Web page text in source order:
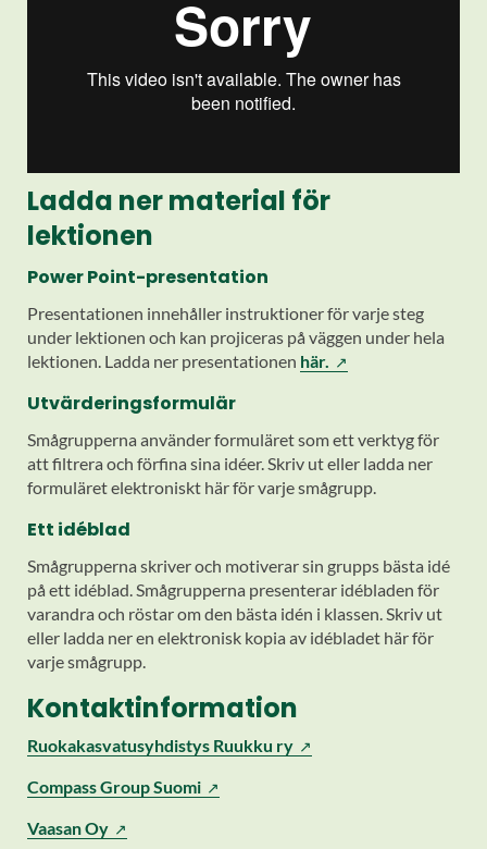
Ladda ner material för
lektionen
Power Point-presentation
Presentationen innehåller instruktioner för varje steg
under lektionen och kan projiceras på väggen under hela
lektionen. Ladda ner presentationen här.
Utvärderingsformulär
Smågrupperna använder formuläret som ett verktyg för
att filtrera och förfina sina idéer. Skriv ut eller ladda ner
formuläret elektroniskt här för varje smågrupp.
Ett idéblad
Smågrupperna skriver och motiverar sin grupps bästa idé
på ett idéblad. Smågrupperna presenterar idébladen för
varandra och röstar om den bästa idén i klassen. Skriv ut
eller ladda ner en elektronisk kopia av idébladet här för
varje smågrupp.
Kontaktinformation
Ruokakasvatusyhdistys Ruukku ry
Compass Group Suomi(Vieraile
Vaasan Oy(Vieraile